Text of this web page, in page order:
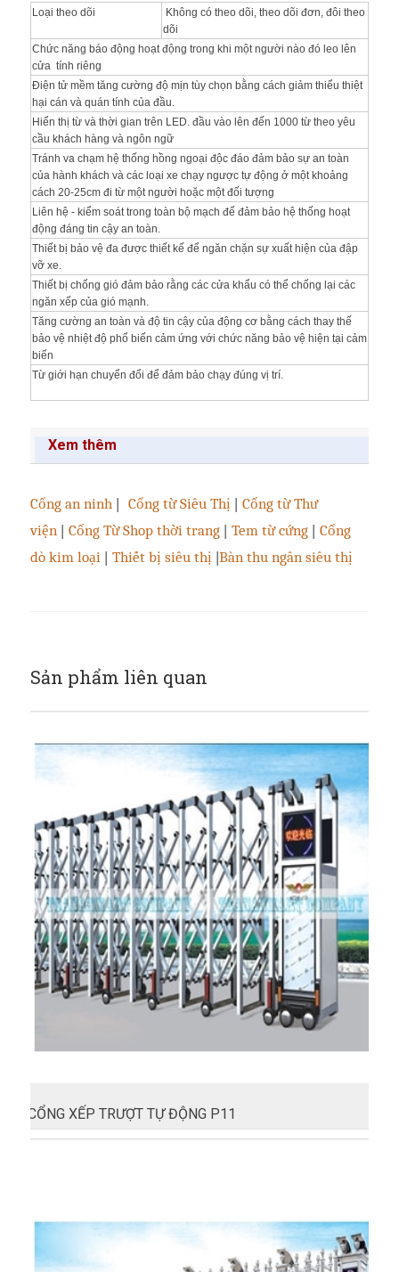
Loại theo dõi
Không có theo dõi, theo dõi đơn, đôi theo
dõi
Chức năng báo động hoạt động trong khi một người nào đó leo lên
cửa tính riêng
Điện tử mềm tăng cường độ mịn tùy chọn bằng cách giảm thiểu thiệt
hại cán và quán tính của đầu.
Hiển thị từ và thời gian trên LED. đầu vào lên đến 1000 từ theo yêu
cầu khách hàng và ngôn ngữ
Tránh va chạm hệ thống hồng ngoại độc đáo đảm bảo sự an toàn
của hành khách và các loại xe chạy ngược tự động ở một khoảng
cách 20-25cm đi từ một người hoặc một đối tượng
Liên hệ - kiểm soát trong toàn bộ mạch để đảm bảo hệ thống hoạt
động đáng tin cậy an toàn.
Thiết bị bảo vệ đa được thiết kế để ngăn chặn sự xuất hiện của đập
vỡ xe.
Thiết bị chống gió đảm bảo rằng các cửa khẩu có thể chống lại các
ngăn xếp của gió mạnh.
Tăng cường an toàn và độ tin cậy của động cơ bằng cách thay thế
bảo vệ nhiệt độ phổ biến cảm ứng với chức năng bảo vệ hiện tại cảm
biến
Từ giới hạn chuyển đổi để đảm bảo chạy đúng vị trí.
Xem thêm
Cổng an ninh | Cổng từ Siêu Thị | Cổng từ Thư
viện | Cổng Từ Shop thời trang | Tem từ cứng | Cổng
dò kim loại | Thiết bị siêu thị |Bàn thu ngân siêu thị
Sản phẩm liên quan
CỔNG XẾP TRƯỢT TỰ ĐỘNG P11